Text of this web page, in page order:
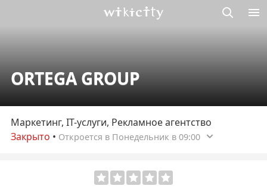
ORTEGA GROUP
Маркетинг, IT-услуги, Рекламное агентство
Закрыто • Откроется в Понедельник в 09:00